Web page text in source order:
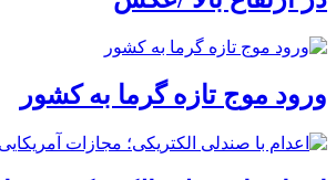
ورود موج تازه گرما به کشور